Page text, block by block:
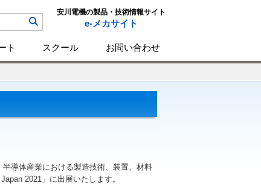
安川電機の製品・技術情報サイト
e-メカサイト
ト スクール お問い合わせ
導体産業における製造技術、装置、材料
2021」に出展いたします。